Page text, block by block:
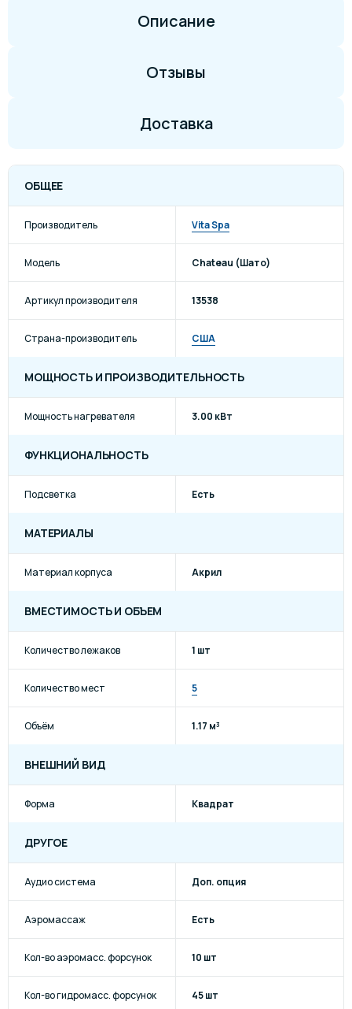
Описание
Отзывы
Доставка
ОБЩЕЕ
Производитель Vita Spa
Модель Chateau (Шато)
Артикул производителя 13538
Страна-производитель США
МОЩНОСТЬ И ПРОИЗВОДИТЕЛЬНОСТЬ
Мощность нагревателя 3.00 кВт
ФУНКЦИОНАЛЬНОСТЬ
Подсветка Есть
МАТЕРИАЛЫ
Материал корпуса Акрил
ВМЕСТИМОСТЬ И ОБЪЕМ
Количество лежаков 1 шт
Количество мест 5
Объём 1.17 м³
ВНЕШНИЙ ВИД
Форма Квадрат
ДРУГОЕ
Аудио система Доп. опция
Аэромассаж Есть
Кол-во аэромасс. форсунок 10 шт
Кол-во гидромасс. форсунок 45 шт